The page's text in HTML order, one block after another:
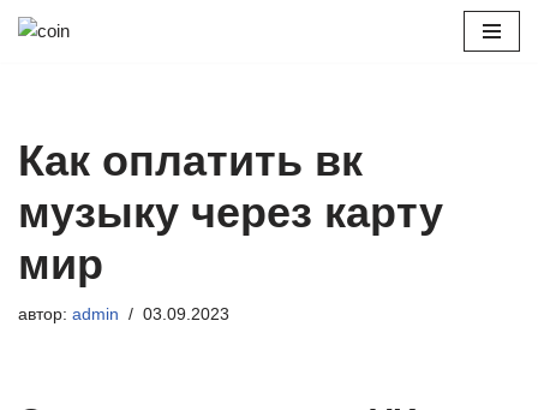
Как оплатить вк
музыку через карту
мир
автор: admin 03.09.2023